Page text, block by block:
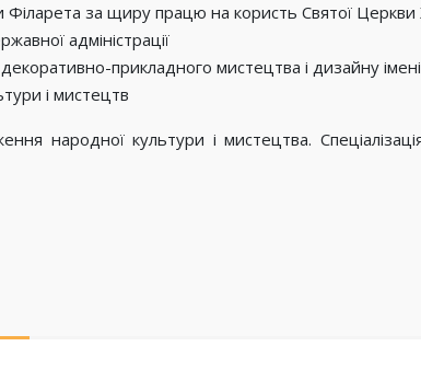
Філарета за щиру працю на користь Святої Церкви
адміністрації
прикладного мистецтва і дизайну
і мистецтв
народної культури і мистецтва.